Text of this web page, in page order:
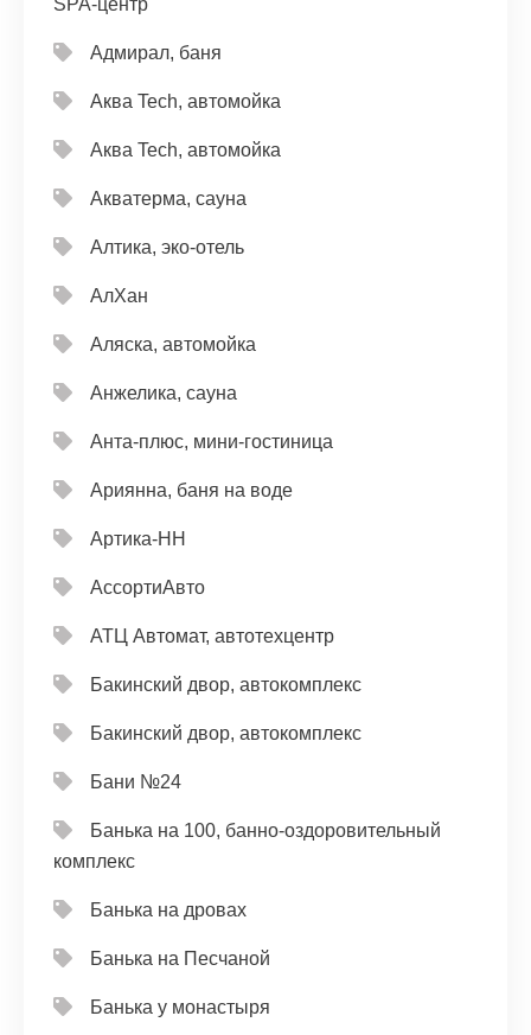
SPA-центр
Адмирал, баня
Аква Tech, автомойка
Аква Tech, автомойка
Акватерма, сауна
Алтика, эко-отель
АлХан
Аляска, автомойка
Анжелика, сауна
Анта-плюс, мини-гостиница
Ариянна, баня на воде
Артика-НН
АссортиАвто
АТЦ Автомат, автотехцентр
Бакинский двор, автокомплекс
Бакинский двор, автокомплекс
Бани №24
Банька на 100, банно-оздоровительный
комплекс
Банька на дровах
Банька на Песчаной
Банька у монастыря